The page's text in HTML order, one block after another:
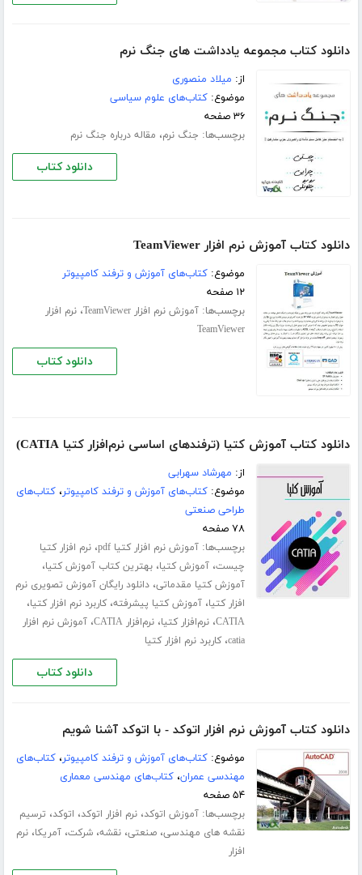
دانلود کتاب مجموعه یادداشت های جنگ نرم
از: میلاد منصوری
موضوع:کتاب‌های علوم سیاسی
۳۶ صفحه
برچسب‌ها: جنگ نرم، مقاله درباره جنگ نرم
دانلود کتاب
دانلود کتاب آموزش نرم افزار TeamViewer
موضوع:کتاب‌های آموزش و ترفند کامپیوتر
۱۲ صفحه
برچسب‌ها:آموزش نرم افزار TeamViewer ،نرم افزار
TeamViewer
دانلود کتاب
دانلود کتاب آموزش کتیا (ترفندهای اساسی نرم‌افزار کتیا CATIA)
از: مهرشاد سهرابی
موضوع:کتاب‌های آموزش و ترفند کامپیوتر،کتاب‌های
طراحی صنعتی
۷۸ صفحه
برچسب‌ها:آموزش نرم افزار کتیا pdf ،نرم افزار کتیا
چیست،آموزش کتیا،بهترین کتاب آموزش کتیا،
آموزش کتیا مقدماتی،دانلود رایگان آموزش تصویری نرم
افزار کتیا،آموزش کتیا پیشرفته،کاربرد نرم افزار کتیا،
CATIA،نرم‌افزار کتیا،نرم‌افزار CATIA ،آموزش نرم افزار
catia،کاربرد نرم افزار کتیا
دانلود کتاب
دانلود کتاب آموزش نرم افزار اتوکد - با اتوکد آشنا شویم
موضوع:کتاب‌های آموزش و ترفند کامپیوتر،کتاب‌های
مهندسی عمران،کتاب‌های مهندسی معماری
۵۴ صفحه
برچسب‌ها:آموزش اتوکد،نرم افزار اتوکد، اتوکد، ترسیم
نقشه های مهندسی،صنعتی،نقشه،شرکت،آمریکا،نرم
افزار